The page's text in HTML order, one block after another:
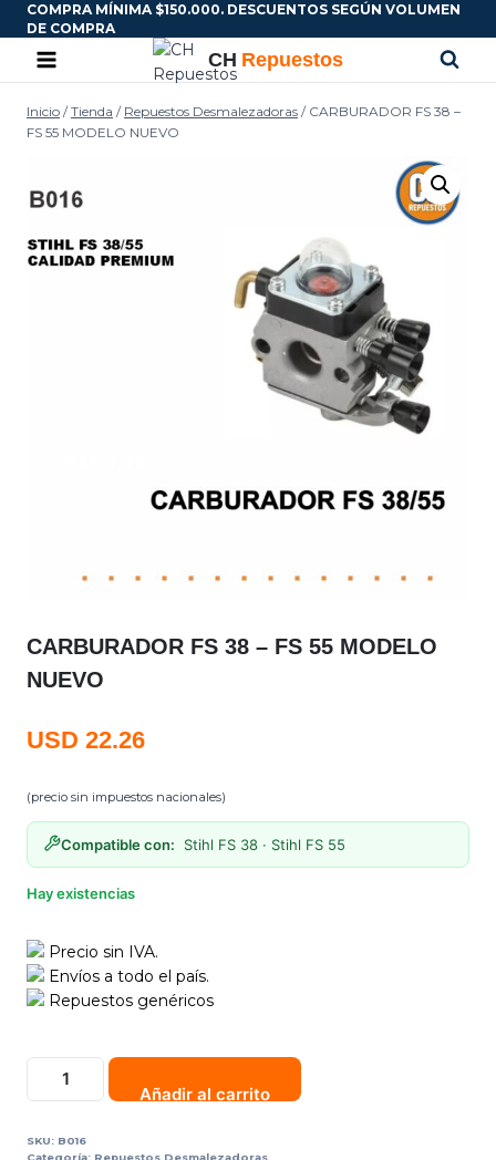
COMPRA MÍNIMA $150.000. DESCUENTOS SEGÚN VOLUMEN
DE COMPRA
Inicio / Tienda / Repuestos Desmalezadoras / CARBURADOR FS 38 –
FS 55 MODELO NUEVO
CARBURADOR FS 38 – FS 55 MODELO
NUEVO
USD 22.26
(precio sin impuestos nacionales)
Compatible con: Stihl FS 38 · Stihl FS 55
Hay existencias
Precio sin IVA.
Envíos a todo el país.
Repuestos genéricos
Añadir al carrito
SKU: B016
Categoría: Repuestos Desmalezadoras